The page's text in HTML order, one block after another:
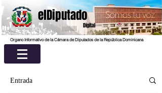
elDiputado
Digital
Organo Informativo de la Cámara de Diputados de la República Dominicana
Entrada